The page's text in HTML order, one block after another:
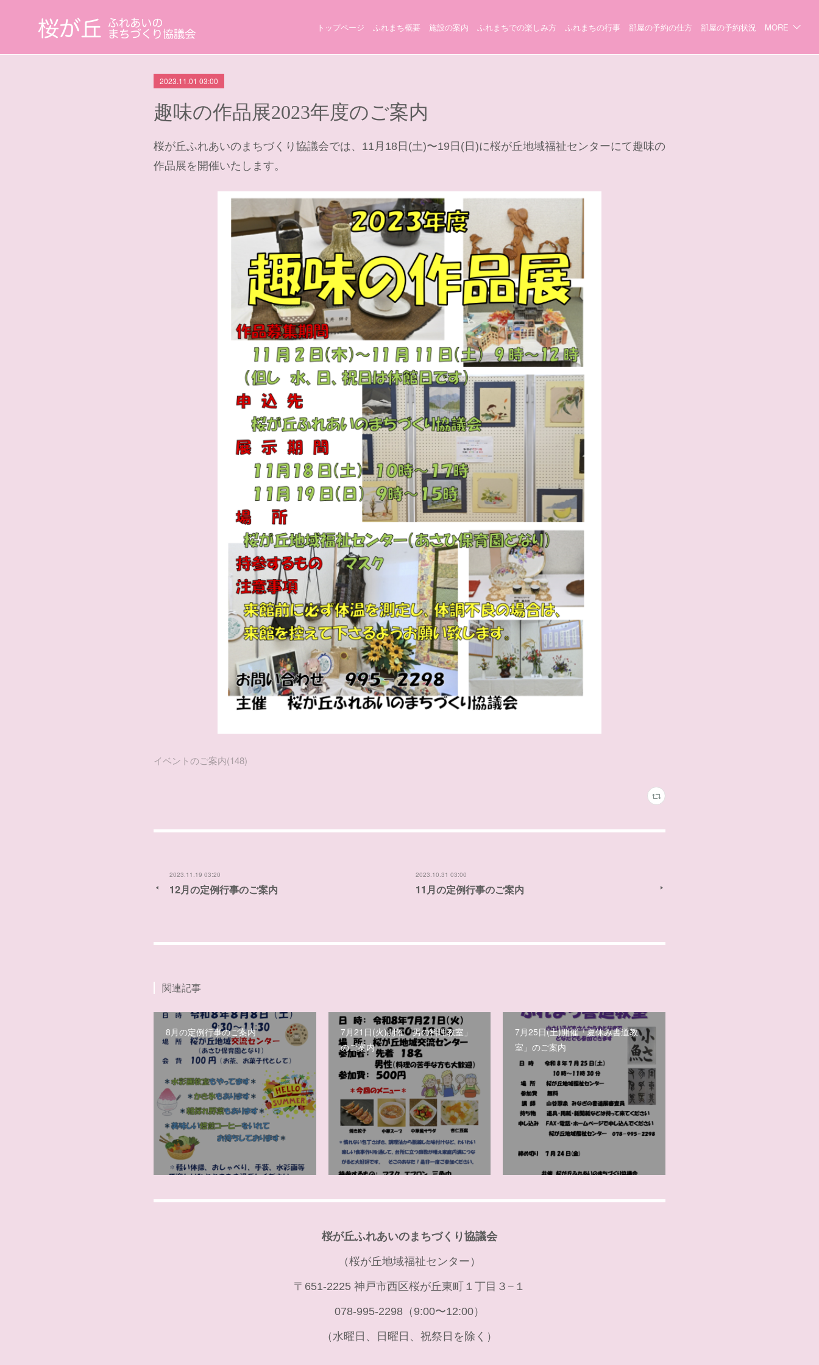
トップページ ふれまち概要 施設の案内 ふれまちでの楽しみ方 ふれまちの行事 部屋の予約の仕方 部屋の予約状況 MORE
2023.11.01 03:00
趣味の作品展2023年度のご案内
桜が丘ふれあいのまちづくり協議会では、11月18日(土)〜19日(日)に桜が丘地域福祉センターにて趣味の
作品展を開催いたします。
イベントのご案内(148)
2023.11.19 03:20
12月の定例行事のご案内
2023.10.31 03:00
11月の定例行事のご案内
関連記事
8月の定例行事のご案内
7月21日(火)開催「男の料理教室」
のご案内
7月25日(土)開催「夏休み書道教
室」のご案内
桜が丘ふれあいのまちづくり協議会
（桜が丘地域福祉センター）
〒651-2225 神戸市西区桜が丘東町１丁目３−１
078-995-2298（9:00〜12:00）
（水曜日、日曜日、祝祭日を除く）